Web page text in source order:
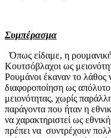
Συμπέρασμα
Όπως είδαμε, η
Κουτσόβλαχοι ως
Ρουμάνοι έκαναν το
διαφοροποίηση ως απόλυτο
μειονότητας, χωρίς
παράγοντα που ήταν η
να χαρακτηριστεί ως
πρέπει να συντρέχουν